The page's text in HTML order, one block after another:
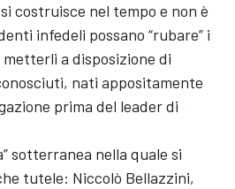
costruisce nel tempo e non è
infedeli possano “rubare” i
a disposizione di
nati appositamente
prima del leader di
sotterranea nella quale si
tutele: Niccolò Bellazzini,